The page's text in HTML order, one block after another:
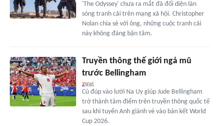
'The Odyssey' chưa ra mắt đã đối diện làn
sóng tranh cãi trên mạng xã hội. Christopher
Nolan chia sẻ với ông, những cuộc tranh cãi
này không đáng bận tâm.
Truyền thông thế giới ngả mũ
trước Bellingham
Cú đúp vào lưới Na Uy giúp Jude Bellingham
trở thành tâm điểm trên truyền thông quốc tế
sau khi tuyển Anh giành vé vào bán kết World
Cup 2026.